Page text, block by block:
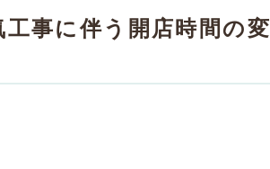
事に伴う開店時間の変